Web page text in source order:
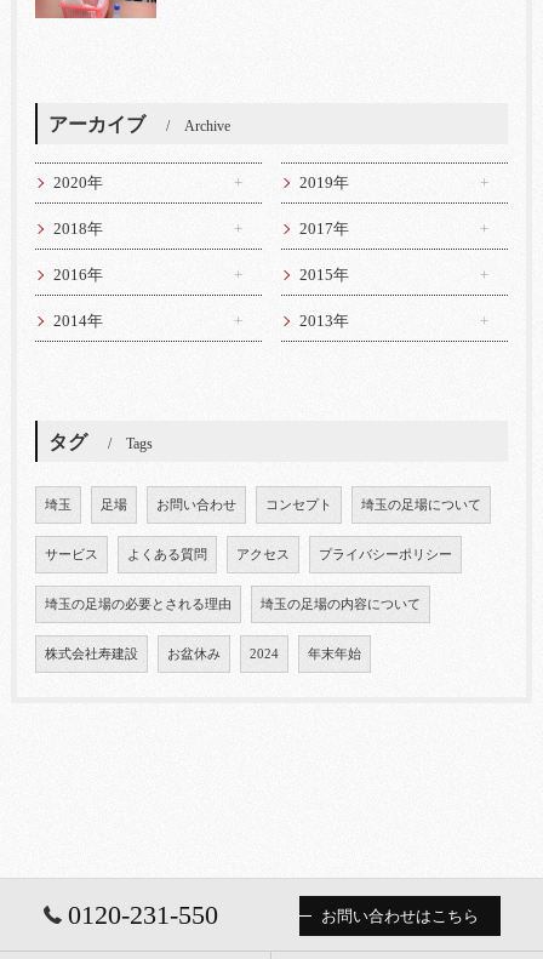
アーカイブ Archive
2020年 2019年
2018年 2017年
2016年 2015年
2014年 2013年
タグ Tags
埼玉 足場 お問い合わせ コンセプト 埼玉の足場について
サービス よくある質問 アクセス プライバシーポリシー
埼玉の足場の必要とされる理由 埼玉の足場の内容について
株式会社寿建設 お盆休み 2024 年末年始
0120-231-550 お問い合わせはこちら